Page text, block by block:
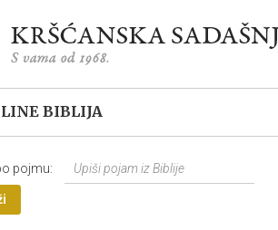
BIBLIJA
pojmu: